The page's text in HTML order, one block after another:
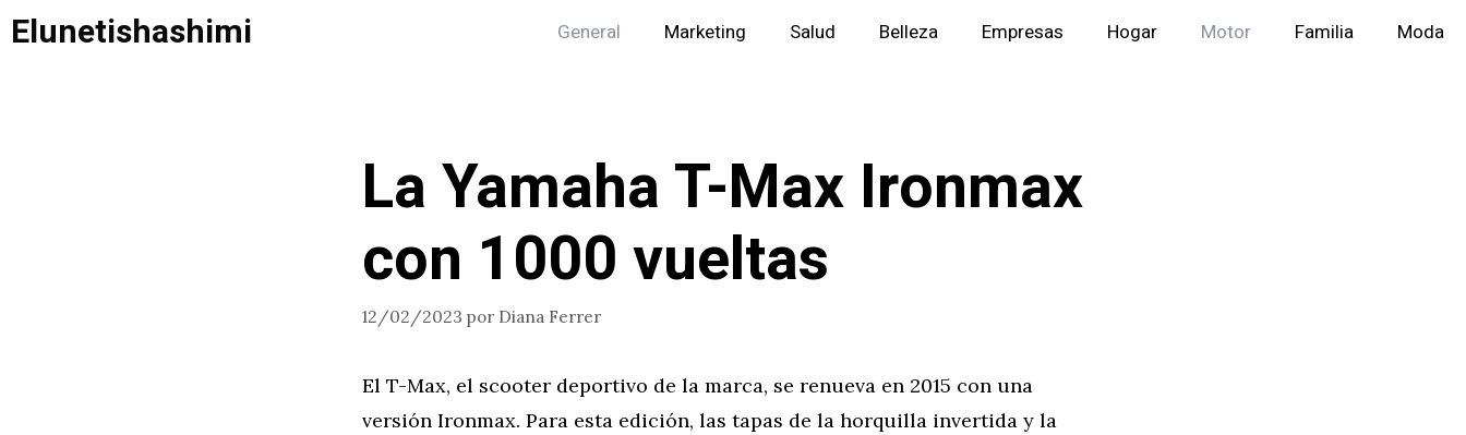
Saltar
alElunetishashimi General Marketing Salud Belleza Empresas Hogar Motor Familia Moda
La Yamaha T-Max Ironmax
con 1000 vueltas
12/02/2023 por Diana Ferrer
El T-Max, el scooter deportivo de la marca, se renueva en 2015 con una
versión Ironmax. Para esta edición, las tapas de la horquilla invertida y la